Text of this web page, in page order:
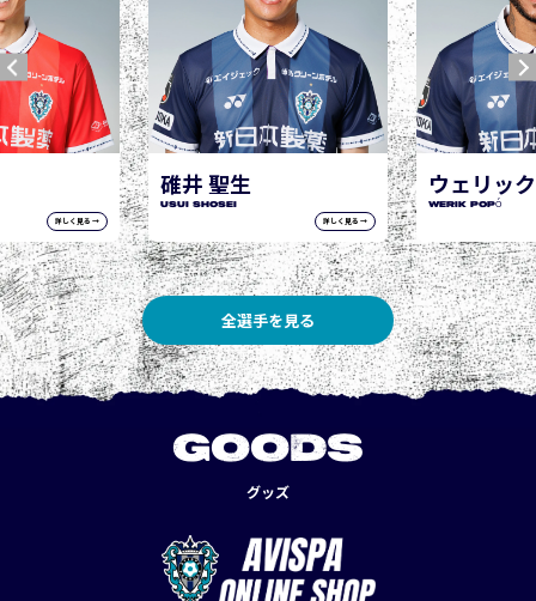
詳しく見る →
碓井 聖生
USUI Shosei
詳しく見る →
ウェリッ
WERIK POPÓ
全選手を見る
GOODS
グッズ